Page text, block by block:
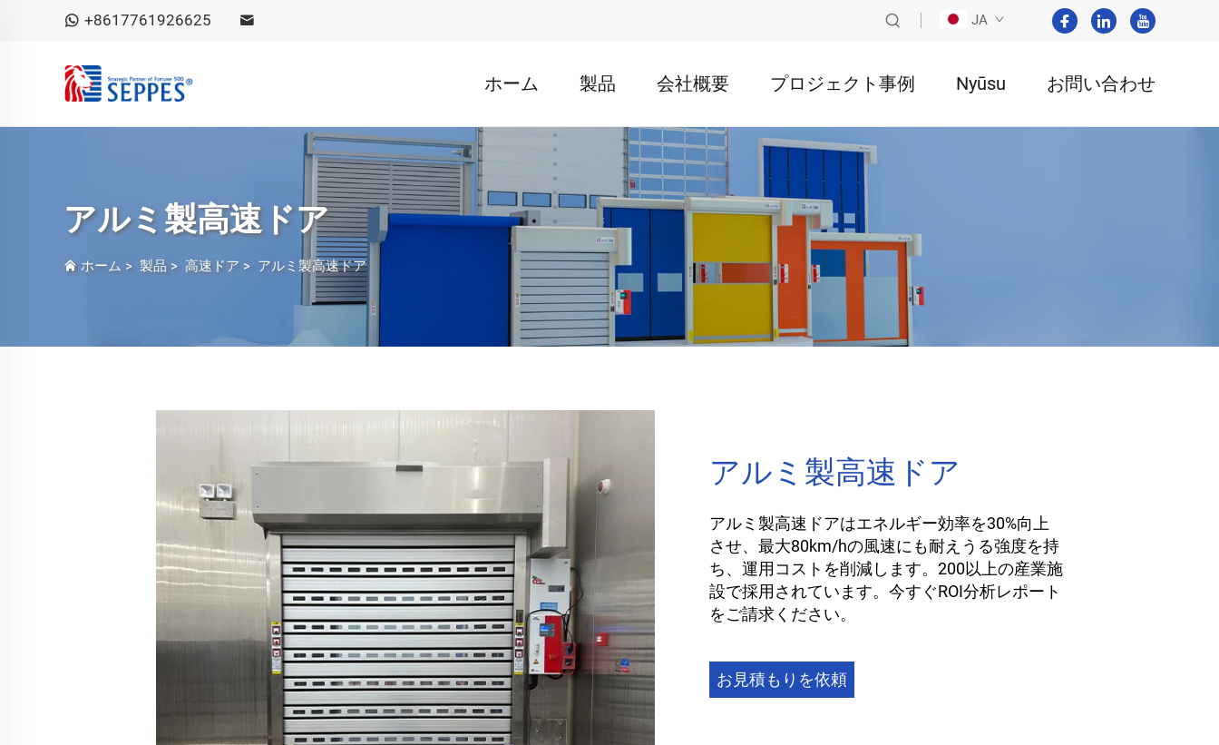
+8617761926625 JA
ホーム 製品 会社概要 プロジェクト事例 Nyūsu お問い合わせ
アルミ製高速ドア
ホーム > 製品 > 高速ドア > アルミ製高速ドア
アルミ製高速ドア
アルミ製高速ドアはエネルギー効率を30%向上
させ、最大80km/hの風速にも耐えうる強度を持
ち、運用コストを削減します。200以上の産業施
設で採用されています。今すぐROI分析レポート
をご請求ください。
お見積もりを依頼